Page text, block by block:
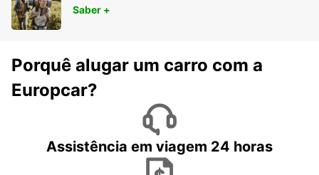
Saber +
Porquê alugar um carro com a
Europcar?
Assistência em viagem 24 horas